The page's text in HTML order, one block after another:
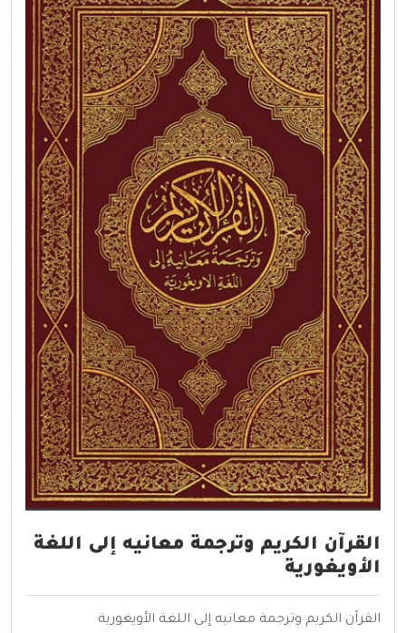
القرآن الكريم وترجمة معانيه إلى اللغة
الأويغورية
القرآن الكريم وترجمة معانيه إلى اللغة الأويغورية